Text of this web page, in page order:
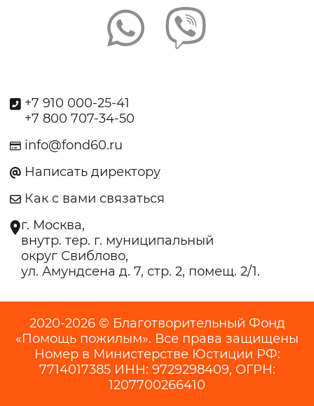
+7 910 000-25-41
+7 800 707-34-50
info@fond60.ru
Написать директору
Как с вами связаться
г. Москва,
внутр. тер. г. муниципальный
округ Свиблово,
ул. Амундсена д. 7, стр. 2, помещ. 2/1.
2020-2026 © Благотворительный Фонд
«Помощь пожилым». Все права защищены
Номер в Министерстве Юстиции РФ:
7714017385 ИНН: 9729298409, ОГРН:
1207700266410